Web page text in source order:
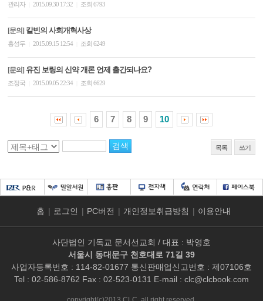
관리자 2015.09.30 17:32 조회 6793
[문의] 칼빈의 사회개혁사상
홍성두 2015.09.15 12:54 조회 6249
[문의] 유진 보링의 신약 개론 언제 출간되나요?
조정국 2015.09.05 22:34 조회 6629
6 7 8 9 10
목록 쓰기
홈 | 로그인 | PC버전 | 개인정보취급방침 | 이용안내
사단법인 기독교 문서선교회 / 대표 : 박영호
서울시 동대문구 천호대로 71길 39
사업자등록번호 : 114-82-01677 통신판매업신고번호 : 제07106호
Tel : 02-586-8762 Fax : 02-523-0131 E-mail : clc@clcbook.com